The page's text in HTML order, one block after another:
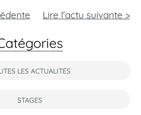
Lire l'actu suivante >
LES ACTUALITÉS
STAGES